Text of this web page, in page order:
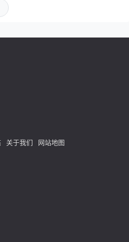
关于我们 网站地图